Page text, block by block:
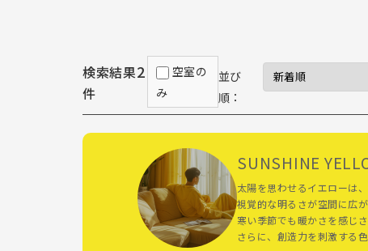
検索結果2
件
空室の
み
並び
順：
SUNSHINE
太陽を思わせるイエローは
視覚的な明るさが空間に広
寒い季節でも暖かさを感じ
さらに、創造力を刺激する